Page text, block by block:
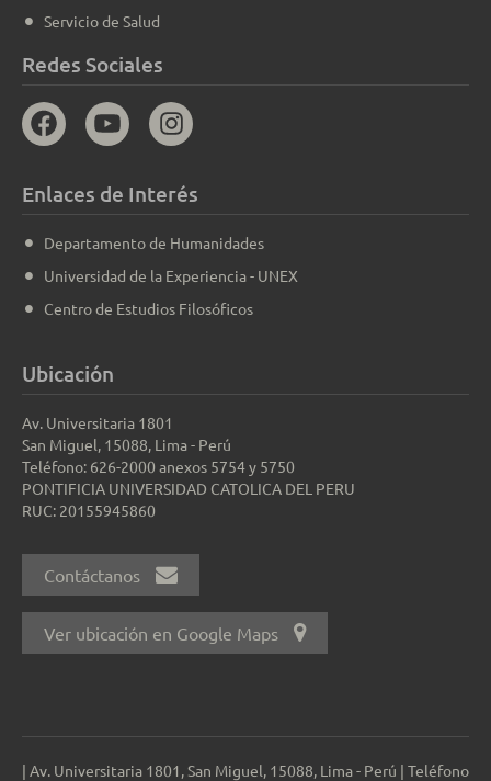
Servicio de Salud
Redes Sociales
Enlaces de Interés
Departamento de Humanidades
Universidad de la Experiencia - UNEX
Centro de Estudios Filosóficos
Ubicación
Av. Universitaria 1801
San Miguel, 15088, Lima - Perú
Teléfono: 626-2000 anexos 5754 y 5750
PONTIFICIA UNIVERSIDAD CATOLICA DEL PERU
RUC: 20155945860
Contáctanos
Ver ubicación en Google Maps
| Av. Universitaria 1801, San Miguel, 15088, Lima - Perú | Teléfono